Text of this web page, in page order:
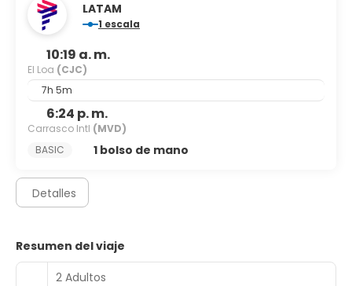
LATAM
1 escala
10:19 a. m.
El Loa (CJC)
7h 5m
6:24 p. m.
Carrasco Intl (MVD)
BASIC
1 bolso de mano
Detalles
Resumen del viaje
2 Adultos